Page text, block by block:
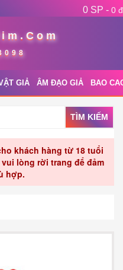
0 SP - 0 đ
GIẢ ÂM ĐẠO GIẢ BAO
TÌM KIẾM
khách hàng từ 18 tuổi
lòng rời trang để đảm
hợp.